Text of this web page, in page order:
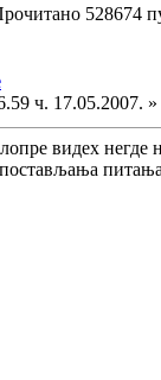
528674
ч. 17.05.2007. »
видех